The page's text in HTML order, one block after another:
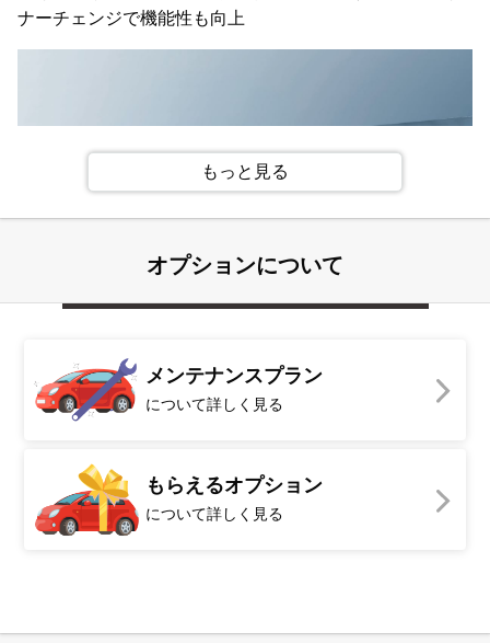
ナーチェンジで機能性も向上
日産の先進安全技術を惜しみなく投入。商用ワゴンでも安
全装備は高い。
もっと見る
オプションについて
メンテナンスプラン
について詳しく見る
もらえるオプション
について詳しく見る